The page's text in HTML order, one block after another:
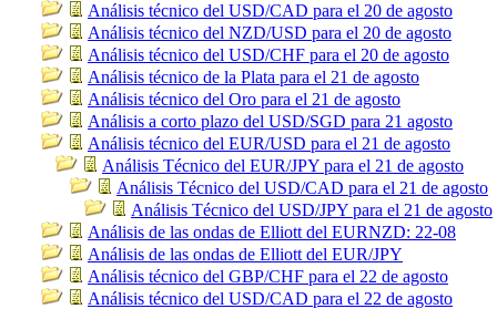
Análisis técnico del USD/CAD para el 20 de agosto
Análisis técnico del NZD/USD para el 20 de agosto
Análisis técnico del USD/CHF para el 20 de agosto
Análisis técnico de la Plata para el 21 de agosto
Análisis técnico del Oro para el 21 de agosto
Análisis a corto plazo del USD/SGD para 21 agosto
Análisis técnico del EUR/USD para el 21 de agosto
Análisis Técnico del EUR/JPY para el 21 de agosto
Análisis Técnico del USD/CAD para el 21 de agosto
Análisis Técnico del USD/JPY para el 21 de agosto
Análisis de las ondas de Elliott del EURNZD: 22-08
Análisis de las ondas de Elliott del EUR/JPY
Análisis técnico del GBP/CHF para el 22 de agosto
Análisis técnico del USD/CAD para el 22 de agosto